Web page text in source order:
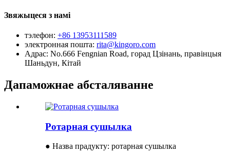
Звяжыцеся з намі
тэлефон: +86 13953111589
электронная пошта: rita@kingoro.com
Адрас: No.666 Fengnian Road, горад Цзінань, правінцыя
Шаньдун, Кітай
Дапаможнае абсталяванне
Ротарная сушылка
● Назва прадукту: ротарная сушылка